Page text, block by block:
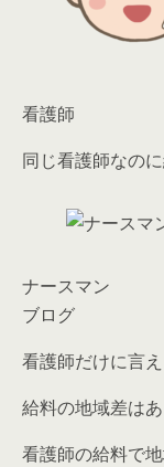
看護師
同じ看護師なの
ナースマン
ブログ
看護師だけに言
給料の地域差は
看護師の給料で